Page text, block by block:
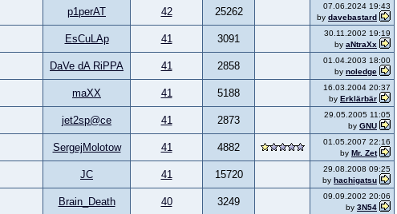
p1perAT 42 25262
07.06.2024 19:43
by davebastard
EsCuLAp 41 3091
30.11.2002 19:19
by aNtraXx
DaVe dA RiPPA 41 2858
01.04.2003 18:00
by noledge
maXX 41 5188
16.03.2004 20:37
by Erklärbär
jet2sp@ce 41 2873
29.05.2005 11:05
by GNU
SergejMolotow 41 4882
01.05.2007 22:16
by Mr. Zet
JC 41 15720
29.08.2008 09:25
by hachigatsu
Brain_Death 40 3249
09.09.2002 20:06
by 3N54